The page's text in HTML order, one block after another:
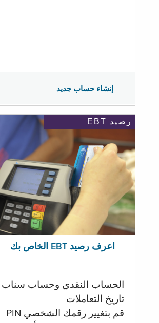
إنشاء حساب جديد
رصيد EBT
اعرف رصيد EBT الخاص بك
الحساب النقدي وحساب سناب
تاريخ التعاملات
قم بتغيير رقمك الشخصي PIN